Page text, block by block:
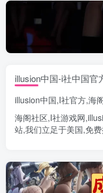
illusion中国-i社中国
illusion中国,I社官方,海
海阁社区,I社游戏网,
站,我们立足于美国,免